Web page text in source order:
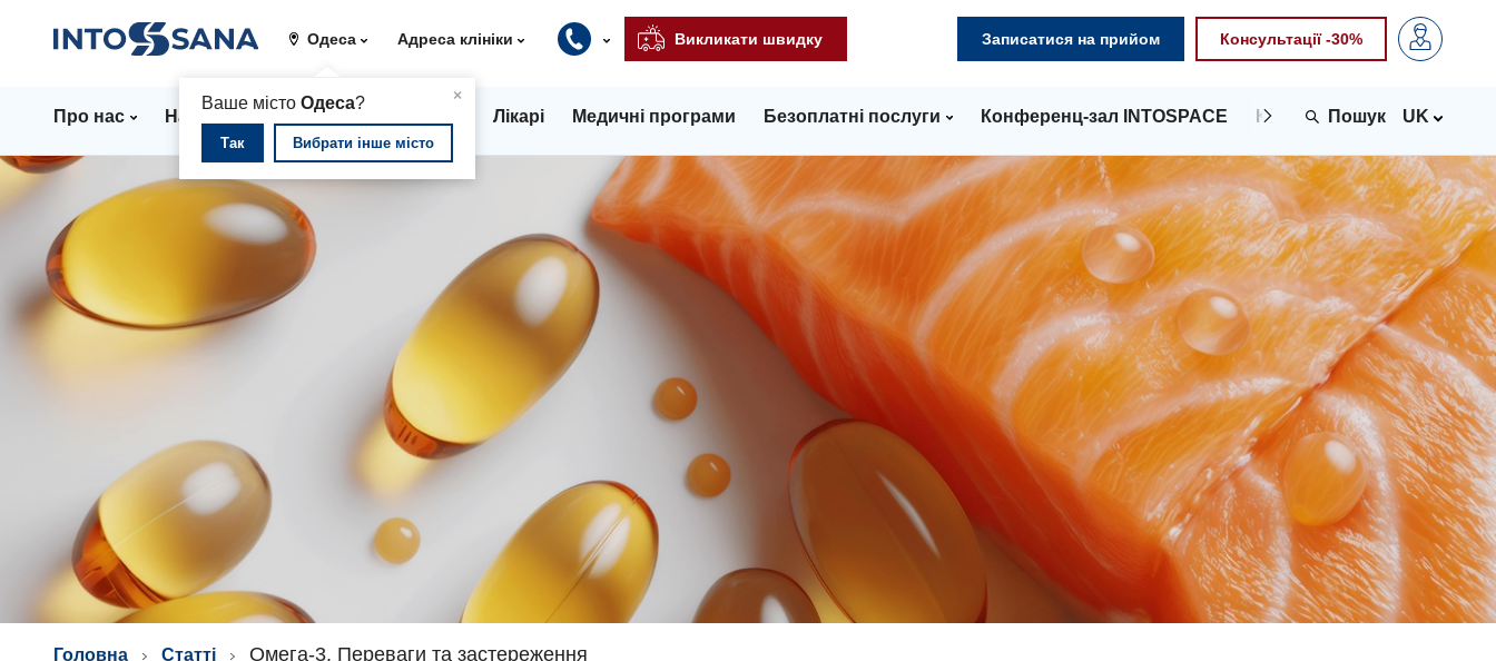
Одеса
×
Ваше містоОдеса?
Так Вибрати інше місто
Адреса клініки Викликати швидку Записатися на прийом Консультації -30%
Про нас Напрямки Стаціонар Лікарі Медичні програми Безоплатні послуги Конференц-зал INTOSPACE Контакти UK
Головна Статті Омега-3. Переваги та застереження